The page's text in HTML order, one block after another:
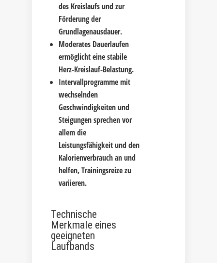
des Kreislaufs und zur
Förderung der
Grundlagenausdauer.
Moderates Dauerlaufen
ermöglicht eine stabile
Herz-Kreislauf-Belastung.
Intervallprogramme mit
wechselnden
Geschwindigkeiten und
Steigungen sprechen vor
allem die
Leistungsfähigkeit und den
Kalorienverbrauch an und
helfen, Trainingsreize zu
variieren.
Technische
Merkmale eines
geeigneten
Laufbands